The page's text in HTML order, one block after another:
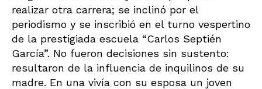
realizar otra carrera; se inclinó por el
periodismo y se inscribió en el turno vespertino
de la prestigiada escuela “Carlos Septién
García”. No fueron decisiones sin sustento:
resultaron de la influencia de inquilinos de su
madre. En una vivía con su esposa un joven